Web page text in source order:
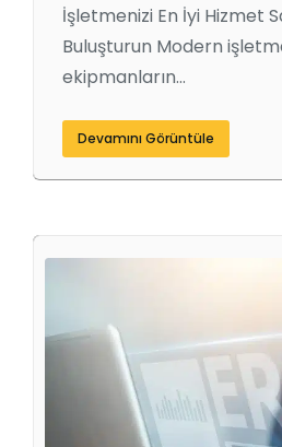
İşletmenizi En İyi Hizmet
Buluşturun Modern
ekipmanların…
Devamını Görüntüle